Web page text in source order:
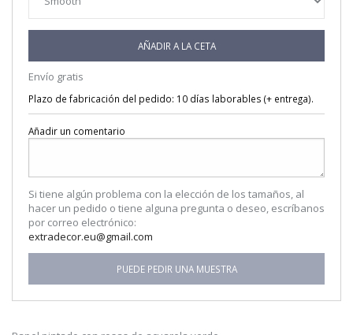
AÑADIR A LA CETA
Envío gratis
Plazo de fabricación del pedido: 10 días laborables (+ entrega).
Añadir un comentario
Si tiene algún problema con la elección de los tamaños, al
hacer un pedido o tiene alguna pregunta o deseo, escríbanos
por correo electrónico:
extradecor.eu@gmail.com
PUEDE PEDIR UNA MUESTRA